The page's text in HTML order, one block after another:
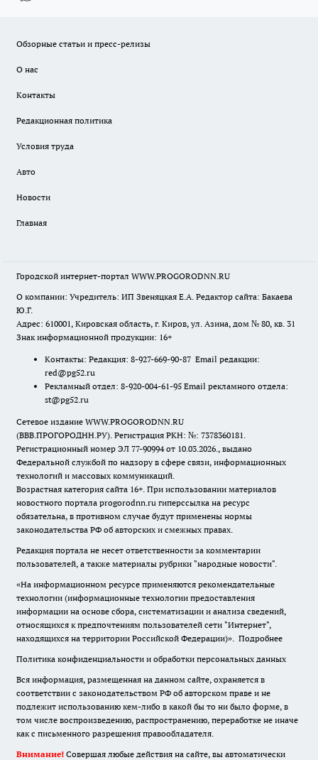
Обзорные статьи и пресс-релизы
О нас
Контакты
Редакционная политика
Условия труда
Авто
Новости
Главная
Городской интернет-портал WWW.PROGORODNN.RU
О компании: Учредитель: ИП Звеняцкая Е.А. Редактор сайта: Бакаева
Ю.Г.
Адрес: 610001, Кировская область, г. Киров, ул. Азина, дом № 80, кв. 31
Знак информационной продукции: 16+
Контакты: Редакция: 8-927-669-90-87 Email редакции:
red@pg52.ru
Рекламный отдел: 8-920-004-61-95 Email рекламного отдела:
st@pg52.ru
Сетевое издание WWW.PROGORODNN.RU
(ВВВ.ПРОГОРОДНН.РУ). Регистрация РКН: №: 7378360181.
Регистрационный номер ЭЛ 77-90994 от 10.03.2026., выдано
Федеральной службой по надзору в сфере связи, информационных
технологий и массовых коммуникаций.
Возрастная категория сайта 16+. При использовании материалов
новостного портала progorodnn.ru гиперссылка на ресурс
обязательна, в противном случае будут применены нормы
законодательства РФ об авторских и смежных правах.
Редакция портала не несет ответственности за комментарии
пользователей, а также материалы рубрики "народные новости".
«На информационном ресурсе применяются рекомендательные
технологии (информационные технологии предоставления
информации на основе сбора, систематизации и анализа сведений,
относящихся к предпочтениям пользователей сети "Интернет",
находящихся на территории Российской Федерации)». Подробнее
Политика конфиденциальности и обработки персональных данных
Вся информация, размещенная на данном сайте, охраняется в
соответствии с законодательством РФ об авторском праве и не
подлежит использованию кем-либо в какой бы то ни было форме, в
том числе воспроизведению, распространению, переработке не иначе
как с письменного разрешения правообладателя.
Внимание! Совершая любые действия на сайте, вы автоматически